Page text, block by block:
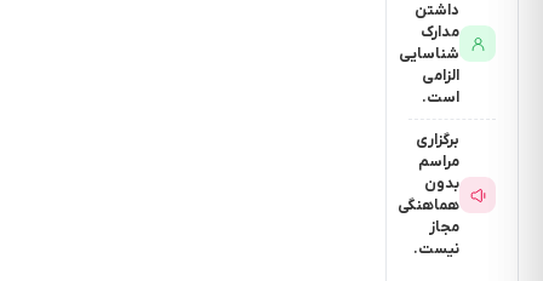
داشتن
مدارک
شناسایی
الزامی
است.
برگزاری
مراسم
بدون
هماهنگی
مجاز
نیست.